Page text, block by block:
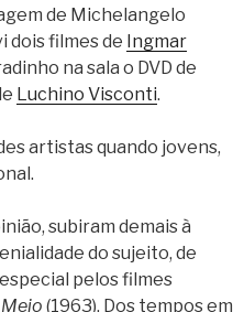
de Michelangelo
dois filmes de Ingmar
na sala o DVD de
Luchino Visconti.
artistas quando jovens,
subiram demais à
do sujeito, de
pelos filmes
(1963). Dos tempos em